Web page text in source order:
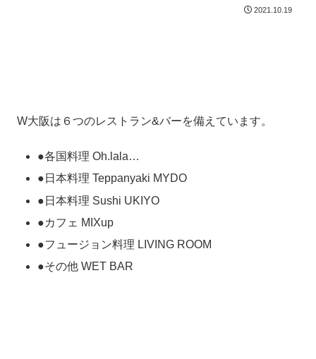
2021.10.19
W大阪は６つのレストラン&バーを備えています。
●各国料理 Oh.lala…
●日本料理 Teppanyaki MYDO
●日本料理 Sushi UKIYO​
●カフェ MIXup
●フュージョン料理 LIVING ROOM​
●その他 WET BAR